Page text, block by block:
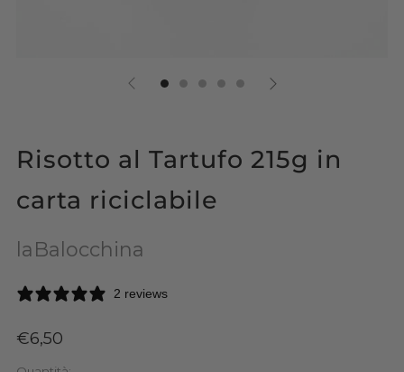
Risotto al Tartufo 215g in
carta riciclabile
laBalocchina
2 reviews
Prezzo
€6,50